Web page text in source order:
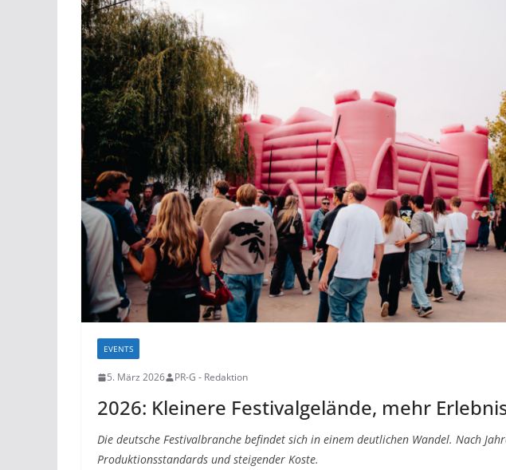
EVENTS
5. März 2026 PR-G - Redaktion
2026: Kleinere Festivalgelände, mehr
Die deutsche Festivalbranche befindet sich in einem deutlichen Wandel. Nach
Produktionsstandards und steigender Koste.